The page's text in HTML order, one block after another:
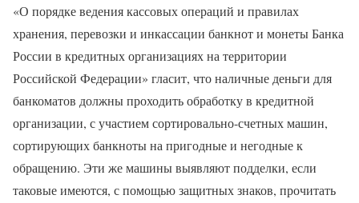
«О порядке ведения кассовых операций и правилах
хранения, перевозки и инкассации банкнот и монеты Банка
России в кредитных организациях на территории
Российской Федерации» гласит, что наличные деньги для
банкоматов должны проходить обработку в кредитной
организации, с участием сортировально-счетных машин,
сортирующих банкноты на пригодные и негодные к
обращению. Эти же машины выявляют подделки, если
таковые имеются, с помощью защитных знаков, прочитать